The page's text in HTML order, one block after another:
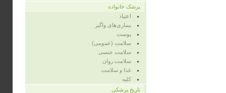
پزشک خانواده
اعتیاد
بیماری‌های واگیر
پوست
سلامت (عمومی)
سلامت جنسی
سلامت روان
غذا و سلامت
کلیه
تاریخ پزشکی